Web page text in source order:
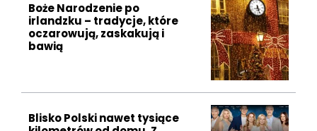
Boże Narodzenie po
irlandzku – tradycje, które
oczarowują, zaskakują i
bawią
Blisko Polski nawet tysiące